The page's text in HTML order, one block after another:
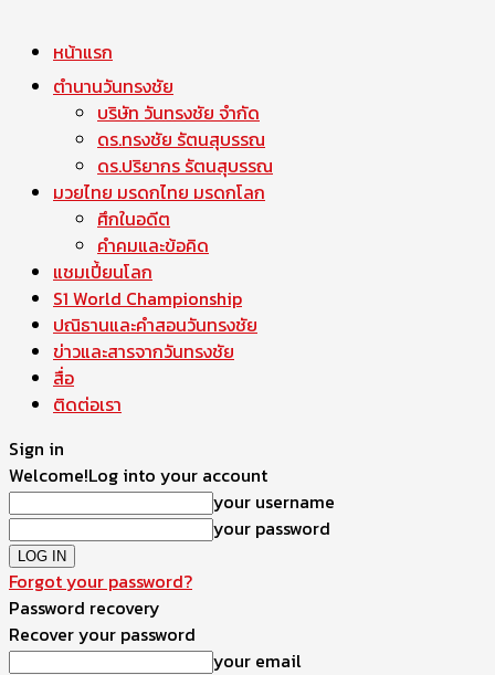
หน้าแรก
ตำนานวันทรงชัย
บริษัท วันทรงชัย จำกัด
ดร.ทรงชัย รัตนสุบรรณ
ดร.ปริยากร รัตนสุบรรณ
มวยไทย มรดกไทย มรดกโลก
ศึกในอดีต
คำคมและข้อคิด
แชมเปี้ยนโลก
S1 World Championship
ปณิธานและคำสอนวันทรงชัย
ข่าวและสารจากวันทรงชัย
สื่อ
ติดต่อเรา
Sign in
Welcome!Log into your account
your username
your password
Forgot your password?
Password recovery
Recover your password
your email